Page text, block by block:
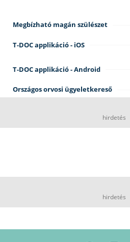
Megbízható magán szülészet
T-DOC applikáció - iOS
T-DOC applikáció - Android
Országos orvosi ügyeletkereső
hirdetés
hirdetés